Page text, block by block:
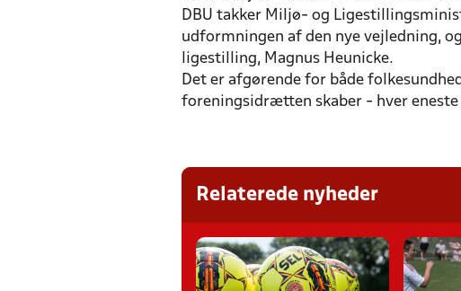
DBU takker Miljø- og
udformningen af den nye vejledning,
ligestilling, Magnus Heunicke.
Det er afgørende for både
foreningsidrætten skaber - hver eneste
Relaterede nyheder